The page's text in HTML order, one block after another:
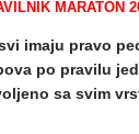
MARATON
imaju pravo
po pravilu
sa svim